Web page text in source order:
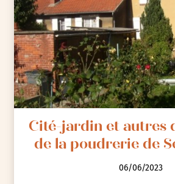
Cité-jardin et autres
de la poudrerie de
06/06/2023